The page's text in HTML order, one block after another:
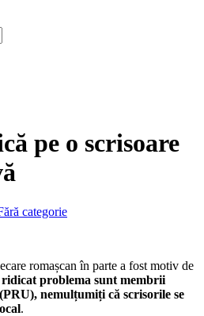
pe o scrisoare
categorie
romașcan în parte a fost motiv de
ridicat problema sunt membrii
nemulțumiți că scrisorile se
.